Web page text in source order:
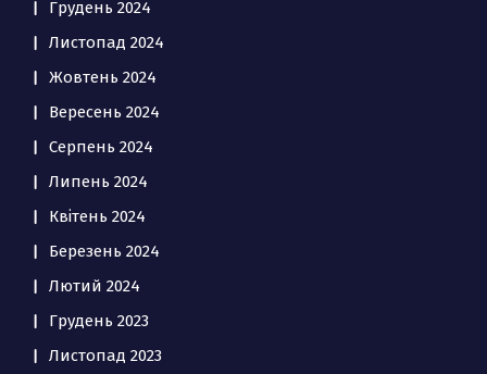
Грудень 2024
Листопад 2024
Жовтень 2024
Вересень 2024
Серпень 2024
Липень 2024
Квітень 2024
Березень 2024
Лютий 2024
Грудень 2023
Листопад 2023